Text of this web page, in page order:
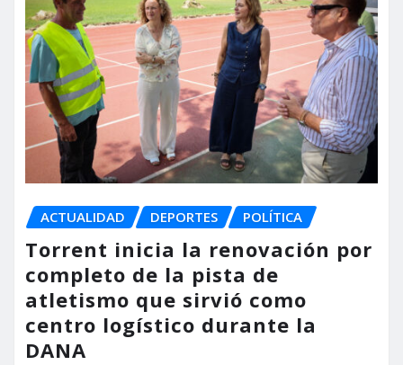
ACTUALIDAD DEPORTES POLÍTICA
Torrent inicia la renovación por
completo de la pista de
atletismo que sirvió como
centro logístico durante la
DANA